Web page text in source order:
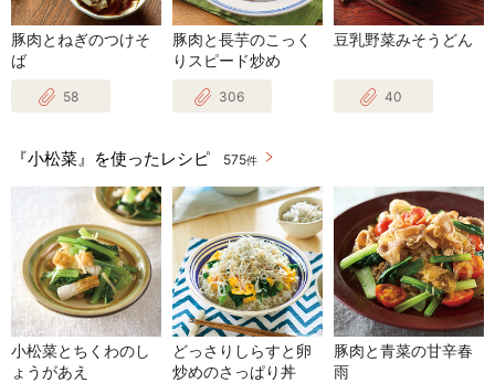
豚肉とねぎのつけそ
ば
58
豚肉と長芋のこっく
りスピード炒め
306
豆乳野菜みそうどん
40
『小松菜』を使ったレシピ 575件
小松菜とちくわのし
ょうがあえ
どっさりしらすと卵
炒めのさっぱり丼
豚肉と青菜の甘辛春
雨